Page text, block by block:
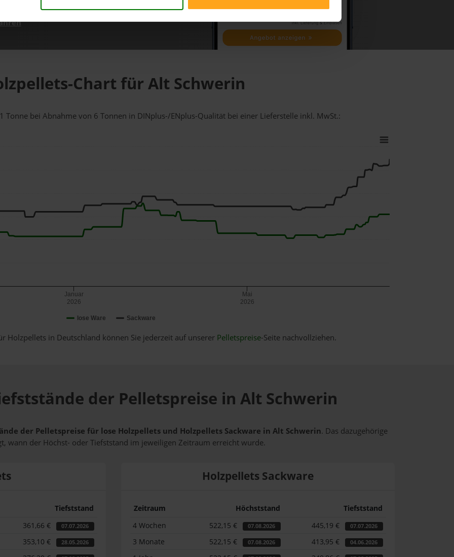
Chart für Alt Schwerin
Tonne bei Abnahmevon 6 Tonnen in DINplus-/ENplus-Qualität bei einer Lieferstelle inkl. MwSt.:
lose Ware Sackware
Januar
2026
Mai
2026
Holzpellets in Deutschland können Sie jederzeit auf unserer Pelletspreise-Seite nachvollziehen.
der Pelletspreise in Alt Schwerin
der Pelletspreise für lose Holzpellets und Holzpellets Sackware in Alt Schwerin. Das dazugehörige
wann der Höchst- oder Tiefststand im jeweiligen Zeitraum erreicht wurde.
Tiefststand
361,66 € 07.07.2026
353,10 € 28.05.2026
Holzpellets Sackware
Zeitraum Höchststand
Tiefststand
4 Wochen
522,15 € 07.08.2026 445,19 € 07.07.2026
3 Monate 522,15 € 07.08.2026 413,95 € 04.06.2026